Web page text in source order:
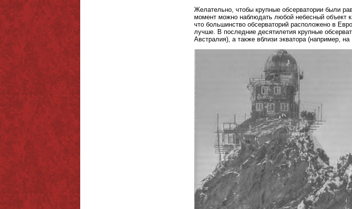
Желательно, чтобы крупные обсерватории были
момент можно наблюдать любой небесный объект
что большинство обсерваторий расположено в
лучше. В последние десятилетия крупные
Австралия), а также вблизи экватора (например,